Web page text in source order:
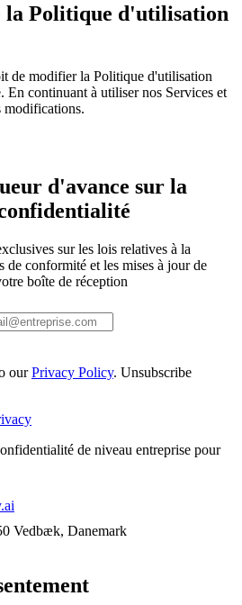
la Politique d'utilisation
de modifier la Politique d'utilisation
En continuant à utiliser nos Services et
modifications.
d'avance sur la
sur les lois relatives à la
de conformité et les mises à jour de
boîte de réception
our Privacy Policy. Unsubscribe
de niveau entreprise pour
Vedbæk, Danemark